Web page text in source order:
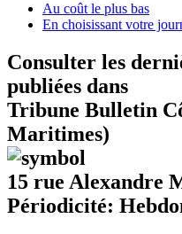
Au coût le plus bas
En choisissant votre
Consulter les
publiées dans
Tribune Bulletin
Maritimes)
15 rue Alexandre
Périodicité: